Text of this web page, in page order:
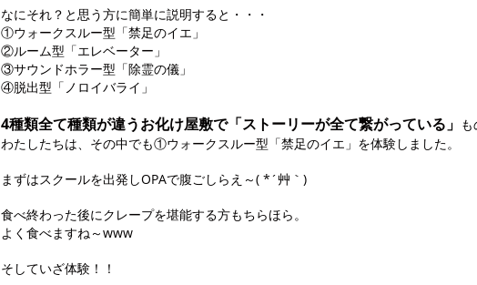
なにそれ？と思う方に簡単に説明すると ・・・
①ウォークスルー型「禁足のイエ」
②ルーム型「エレベーター」
③サウンドホラー型「除霊の儀」
④脱出型「ノロイバライ」
4種類全て種類が違うお化け屋敷で「ストーリーが全て繋がっている」
わたしたちは、その中でも①ウォークスルー型「禁足のイエ」を体験しました。
まずはスクールを出発しOPAで腹ごしらえ～( *´艸｀)
食べ終わった後にクレープを堪能する方もちらほら。
よく食べますね～www
そしていざ体験 ！！